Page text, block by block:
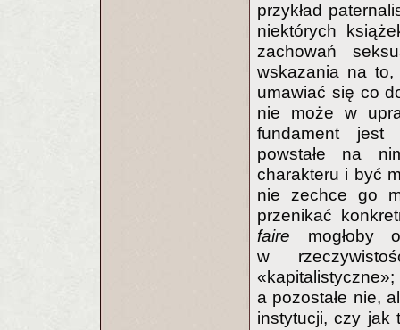
przykład
niektórych
zachowań
wskazania na to,
umawiać się co
nie może w
fundament jest
powstałe na
charakteru i być
nie zechce go
przenikać
faire
w
a pozostałe nie,
instytucji, czy jak